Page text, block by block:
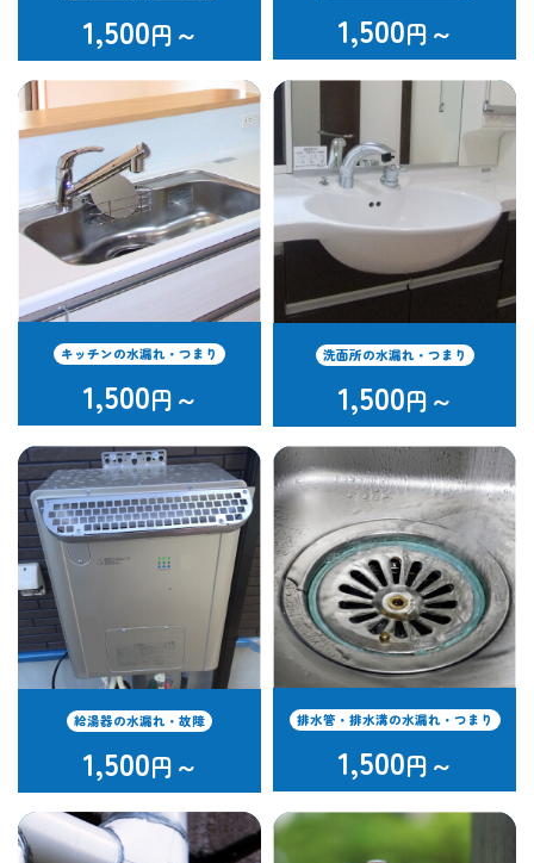
1,500円～ 1,500円～
キッチンの水漏れ・つまり
1,500円～
洗面所の水漏れ・つまり
1,500円～
給湯器の水漏れ・故障
1,500円～
排水管・排水溝の水漏れ・つまり
1,500円～